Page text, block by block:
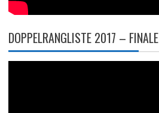
DOPPELRANGLISTE 2017 – FINALE